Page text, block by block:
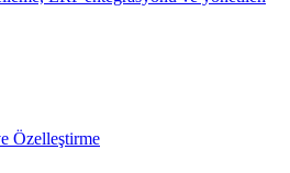
Özelleştirme